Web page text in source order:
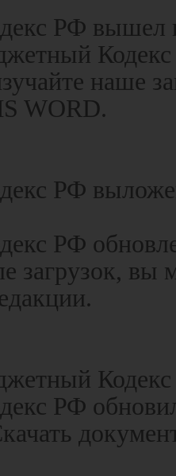
РФ вышел
наше
WORD.
РФ
РФ
загрузок,
РФ